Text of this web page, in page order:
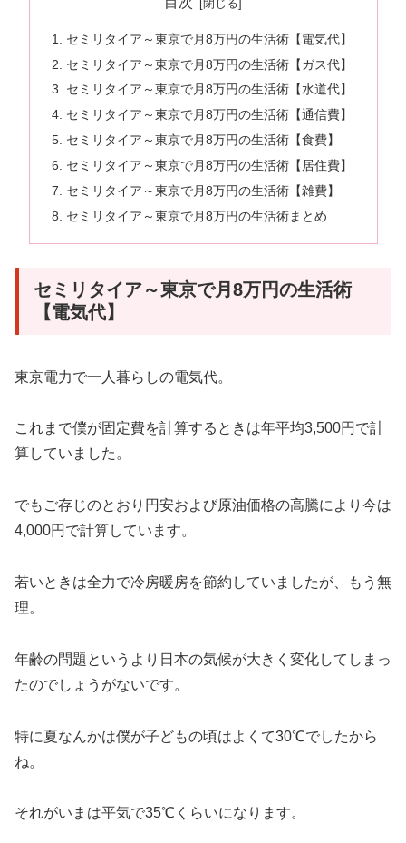
セミリタイア～東京で月8万円の生活術【電気代】
セミリタイア～東京で月8万円の生活術【ガス代】
セミリタイア～東京で月8万円の生活術【水道代】
セミリタイア～東京で月8万円の生活術【通信費】
セミリタイア～東京で月8万円の生活術【食費】
セミリタイア～東京で月8万円の生活術【居住費】
セミリタイア～東京で月8万円の生活術【雑費】
セミリタイア～東京で月8万円の生活術まとめ
セミリタイア～東京で月8万円の生活術
【電気代】
東京電力で一人暮らしの電気代。
これまで僕が固定費を計算するときは年平均3,500円で計
算していました。
でもご存じのとおり円安および原油価格の高騰により今は
4,000円で計算しています。
若いときは全力で冷房暖房を節約していましたが、もう無
理。
年齢の問題というより日本の気候が大きく変化してしまっ
たのでしょうがないです。
特に夏なんかは僕が子どもの頃はよくて30℃でしたから
ね。
それがいまは平気で35℃くらいになります。